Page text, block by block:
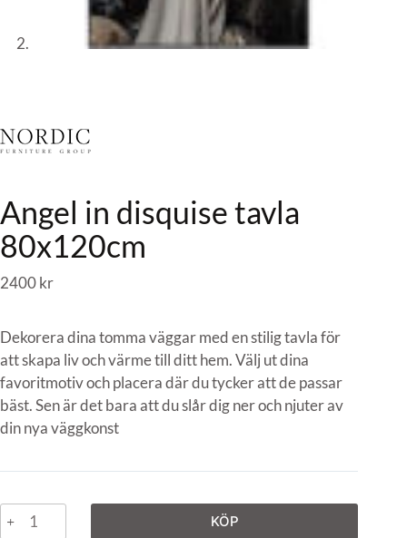
Angel in disquise tavla
80x120cm
2400kr
Dekorera dina tomma väggar med en stilig tavla för
att skapa liv och värme till ditt hem. Välj ut dina
favoritmotiv och placera där du tycker att de passar
bäst. Sen är det bara att du slår dig ner och njuter av
din nya väggkonst
KÖP